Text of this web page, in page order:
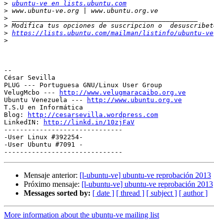
> ubuntu-ve en lists.ubuntu.com
>
>
>
> https://lists.ubuntu.com/mailman/listinfo/ubuntu-ve
>
--
César Sevilla
PLUG --- Portuguesa GNU/Linux User Group
VelugMcbo ---
http://www.velugmaracaibo.org.ve
Ubuntu Venezuela ---
http://www.ubuntu.org.ve
T.S.U en Informática
Blog:
http://cesarsevilla.wordpress.com
LinkedIN:
http://linkd.in/10zjFaV
------------------------------
-User Linux #392254-
-User Ubuntu #7091 -
Mensaje anterior: [l-ubuntu-ve] ubuntu-ve reprobación 2013
Próximo mensaje: [l-ubuntu-ve] ubuntu-ve reprobación 2013
Messages sorted by: [ date ] [ thread ] [ subject ] [ author ]
More information about the ubuntu-ve mailing list